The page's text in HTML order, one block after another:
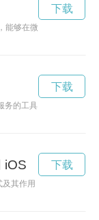
能够在微观世界揭示隐
下载
务的工具，可以让用户
下载
iOS
其作用，帮助用户更
下载